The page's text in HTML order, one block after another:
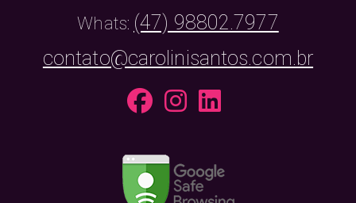
Whats: (47) 98802.7977
contato@carolinisantos.com.br